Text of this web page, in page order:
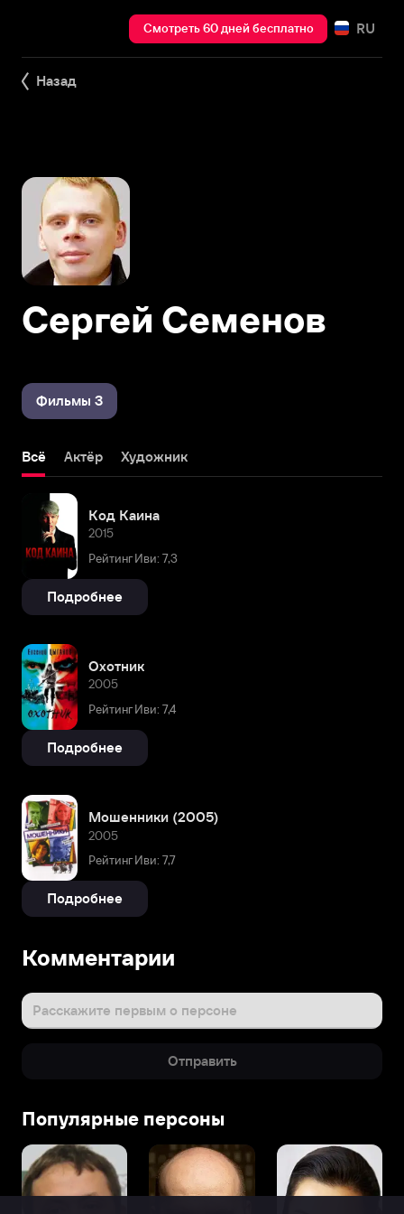
Смотреть 60 дней бесплатно RU
Назад
Сергей Семенов
Фильмы 3
Всё Актёр Художник
Код Каина
2015
Рейтинг Иви: 7,3
Подробнее
Охотник
2005
Рейтинг Иви: 7,4
Подробнее
Мошенники (2005)
2005
Рейтинг Иви: 7,7
Подробнее
Комментарии
Расскажите первым о персоне
Отправить
Популярные персоны